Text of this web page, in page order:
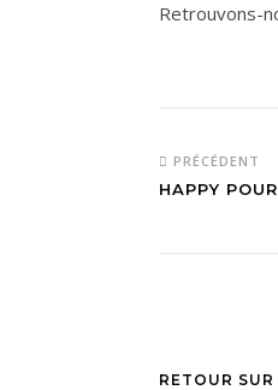
Retrouvons-
PRÉCÉDENT
HAPPY
RETOUR